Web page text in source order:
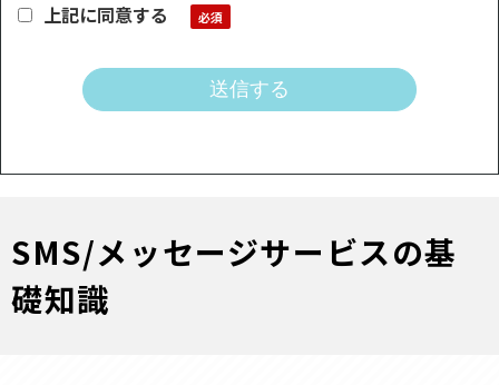
上記に同意する
SMS/メッセージサービスの基
礎知識